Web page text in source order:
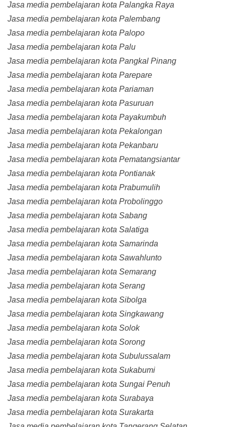
Jasa media pembelajaran kota Palangka Raya
Jasa media pembelajaran kota Palembang
Jasa media pembelajaran kota Palopo
Jasa media pembelajaran kota Palu
Jasa media pembelajaran kota Pangkal Pinang
Jasa media pembelajaran kota Parepare
Jasa media pembelajaran kota Pariaman
Jasa media pembelajaran kota Pasuruan
Jasa media pembelajaran kota Payakumbuh
Jasa media pembelajaran kota Pekalongan
Jasa media pembelajaran kota Pekanbaru
Jasa media pembelajaran kota Pematangsiantar
Jasa media pembelajaran kota Pontianak
Jasa media pembelajaran kota Prabumulih
Jasa media pembelajaran kota Probolinggo
Jasa media pembelajaran kota Sabang
Jasa media pembelajaran kota Salatiga
Jasa media pembelajaran kota Samarinda
Jasa media pembelajaran kota Sawahlunto
Jasa media pembelajaran kota Semarang
Jasa media pembelajaran kota Serang
Jasa media pembelajaran kota Sibolga
Jasa media pembelajaran kota Singkawang
Jasa media pembelajaran kota Solok
Jasa media pembelajaran kota Sorong
Jasa media pembelajaran kota Subulussalam
Jasa media pembelajaran kota Sukabumi
Jasa media pembelajaran kota Sungai Penuh
Jasa media pembelajaran kota Surabaya
Jasa media pembelajaran kota Surakarta